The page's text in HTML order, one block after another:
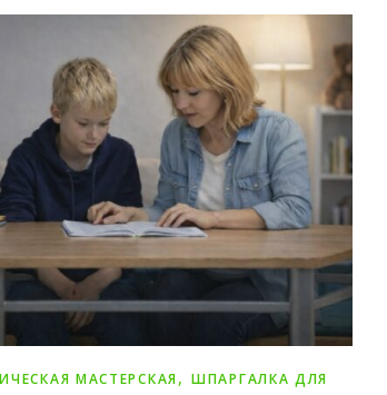
МАСТЕРСКАЯ, ШПАРГАЛКА ДЛЯ